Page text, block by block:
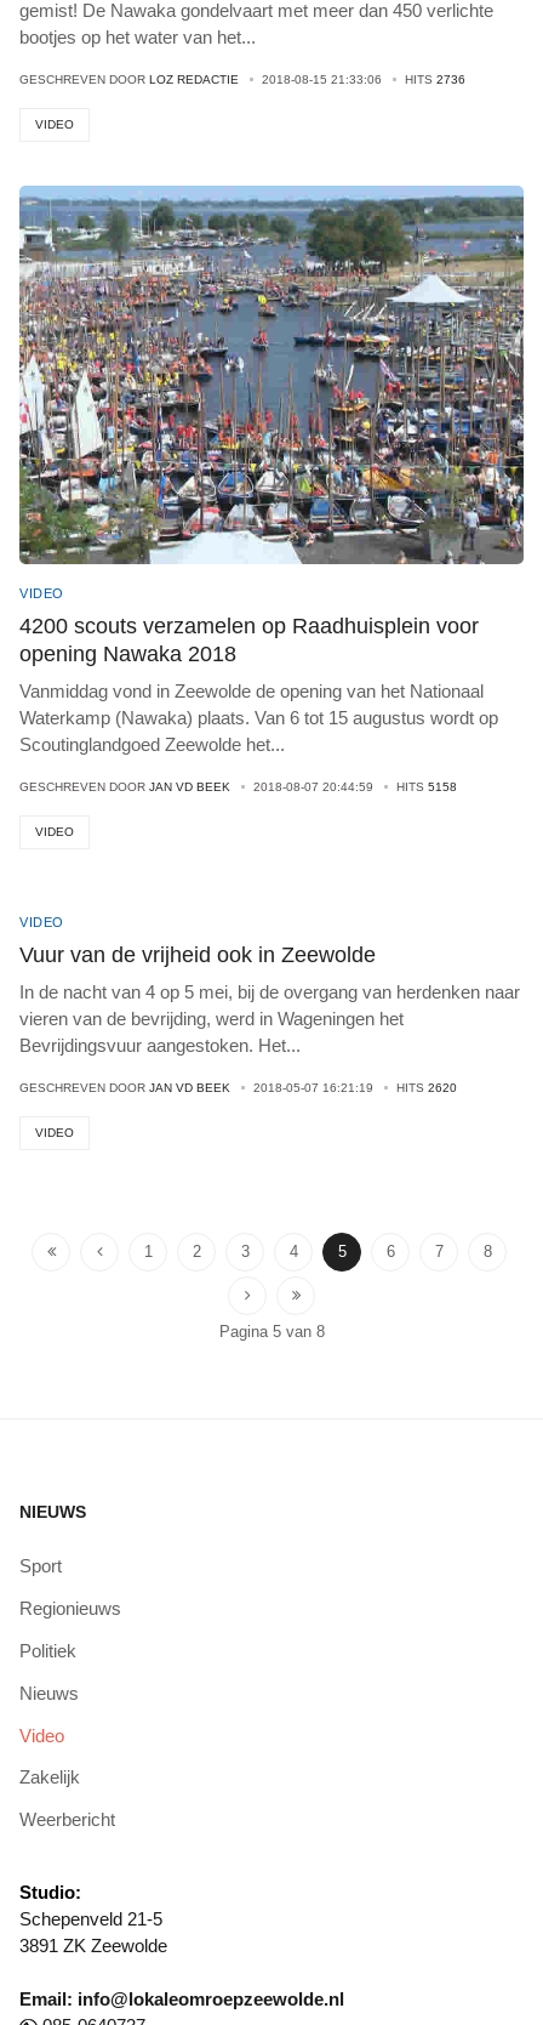
gemist! De Nawaka gondelvaart met meer dan 450 verlichte
bootjes op het water van het...
GESCHREVEN DOOR LOZ REDACTIE 2018-08-15 21:33:06 HITS 2736
VIDEO
VIDEO
4200 scouts verzamelen op Raadhuisplein voor
opening Nawaka 2018
Vanmiddag vond in Zeewolde de opening van het Nationaal
Waterkamp (Nawaka) plaats. Van 6 tot 15 augustus wordt op
Scoutinglandgoed Zeewolde het...
GESCHREVEN DOOR JAN VD BEEK 2018-08-07 20:44:59 HITS 5158
VIDEO
VIDEO
Vuur van de vrijheid ook in Zeewolde
In de nacht van 4 op 5 mei, bij de overgang van herdenken naar
vieren van de bevrijding, werd in Wageningen het
Bevrijdingsvuur aangestoken. Het...
GESCHREVEN DOOR JAN VD BEEK 2018-05-07 16:21:19 HITS 2620
VIDEO
1 2 3 4 5 6 7 8
Pagina 5 van 8
NIEUWS
Sport
Regionieuws
Politiek
Nieuws
Video
Zakelijk
Weerbericht
Studio:
Schepenveld 21-5
3891 ZK Zeewolde
Email: info@lokaleomroepzeewolde.nl